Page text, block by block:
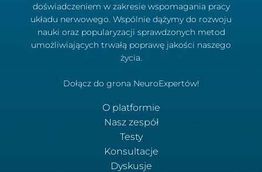
doświadczeniem w zakresie wspomagania pracy
układu nerwowego. Wspólnie dążymy do rozwoju
nauki oraz popularyzacji sprawdzonych metod
umożliwiających trwałą poprawę jakości naszego
życia.
Dołącz do grona NeuroExpertów!
O platformie
Nasz zespół
Testy
Konsultacje
Dyskusje